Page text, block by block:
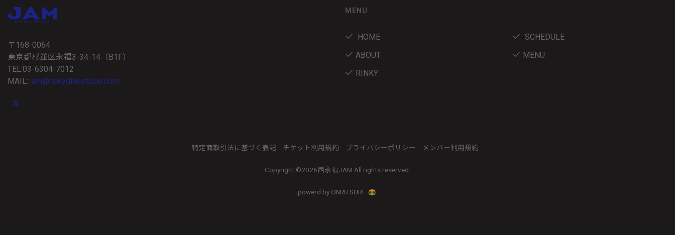
〒168-0064
東京都杉並区永福3-34-14（B1F）
TEL:03-6304-7012
MAIL: jam@rinkydinkstudio.com
MENU
HOME
SCHEDULE
ABOUT
MENU
RINKY
特定商取引法に基づく表記 チケット利用規約 プライバシーポリシー メンバー利用規約
Copyright ©2026西永福JAM All rights reserved.
powerd by OMATSURI